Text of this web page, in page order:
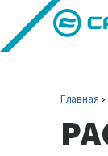
Главная